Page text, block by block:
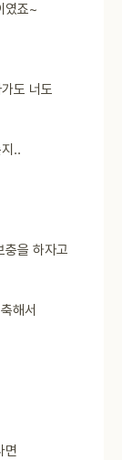
였죠~
도 너도
..
충을 하자고
해서
면